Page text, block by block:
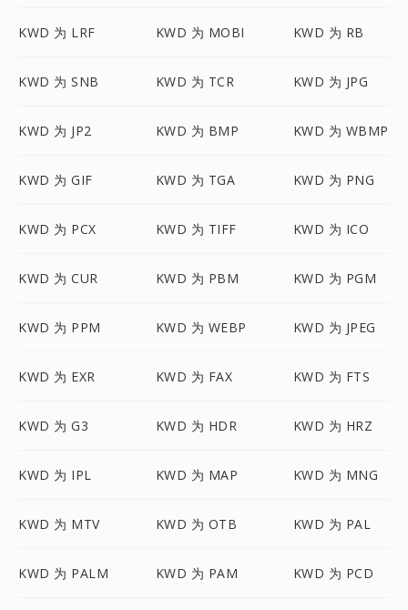
KWD 为 LRF KWD 为 MOBI KWD 为 RB
KWD 为 SNB KWD 为 TCR KWD 为 JPG
KWD 为 JP2 KWD 为 BMP KWD 为 WBMP
KWD 为 GIF KWD 为 TGA KWD 为 PNG
KWD 为 PCX KWD 为 TIFF KWD 为 ICO
KWD 为 CUR KWD 为 PBM KWD 为 PGM
KWD 为 PPM KWD 为 WEBP KWD 为 JPEG
KWD 为 EXR KWD 为 FAX KWD 为 FTS
KWD 为 G3 KWD 为 HDR KWD 为 HRZ
KWD 为 IPL KWD 为 MAP KWD 为 MNG
KWD 为 MTV KWD 为 OTB KWD 为 PAL
KWD 为 PALM KWD 为 PAM KWD 为 PCD